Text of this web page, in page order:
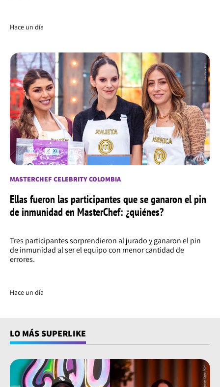
Hace un día
MASTERCHEF CELEBRITY COLOMBIA
Ellas fueron las participantes que se ganaron el pin
de inmunidad en MasterChef: ¿quiénes?
Tres participantes sorprendieron al jurado y ganaron el pin
de inmunidad al ser el equipo con menor cantidad de
errores.
Hace un día
LO MÁS SUPERLIKE